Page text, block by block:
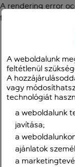
A rendering error
function
A weboldalunk
feltétlenül
A
vagy
technológiát
a weboldalunk
javítása;
a
ajánlatok
a